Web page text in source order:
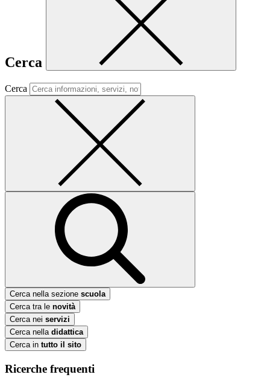
Cerca
Cerca
Cerca nella sezione scuola
Cerca tra le novità
Cerca nei servizi
Cerca nella didattica
Cerca in tutto il sito
Ricerche frequenti